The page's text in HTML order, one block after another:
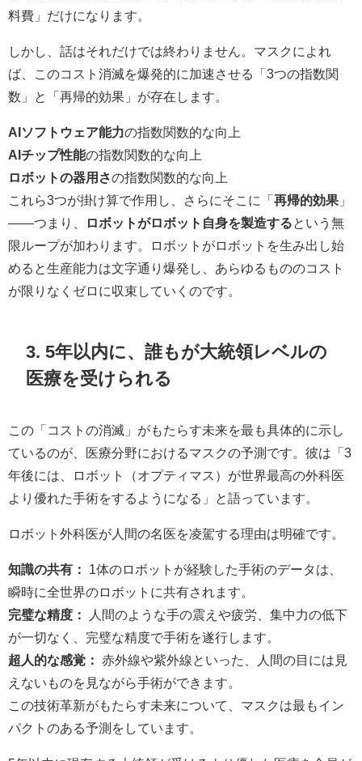
料費」だけになります。
しかし、話はそれだけでは終わりません。マスクによれ
ば、このコスト消滅を爆発的に加速させる「3つの指数関
数」と「再帰的効果」が存在します。
AIソフトウェア能力の指数関数的な向上
AIチップ性能の指数関数的な向上
ロボットの器用さの指数関数的な向上
これら3つが掛け算で作用し、さらにそこに「 再帰的効果 」
——つまり、
ロボットがロボット自身を製造する という無
限ループが加わります。ロボットがロボットを生み出し始
めると生産能力は文字通り爆発し、あらゆるもののコスト
が限りなくゼロに収束していくのです。
3. 5年以内に、誰もが大統領レベルの
医療を受けられる
この「コストの消滅」がもたらす未来を最も具体的に示し
ているのが、医療分野におけるマスクの予測です。彼は「3
年後には、ロボット（オプティマス）が世界最高の外科医
より優れた手術をするようになる」と語っています。
ロボット外科医が人間の名医を凌駕する理由は明確です。
知識の共有：
1体のロボットが経験した手術のデータは、
瞬時に全世界のロボットに共有されます。
完璧な精度：
人間のような手の震えや疲労、集中力の低下
が一切なく、完璧な精度で手術を遂行します。
超人的な感覚：
赤外線や紫外線といった、人間の目には見
えないものを見ながら手術ができます。
この技術革新がもたらす未来について、マスクは最もイン
パクトのある予測をしています。